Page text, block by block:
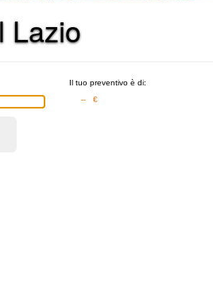
Lazio
Il tuo preventivo è di:
– €